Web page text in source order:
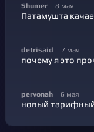
Shumer 8 мая
Патамушта
detrisaid 7 мая
почему я это
pervonah 6 мая
новый